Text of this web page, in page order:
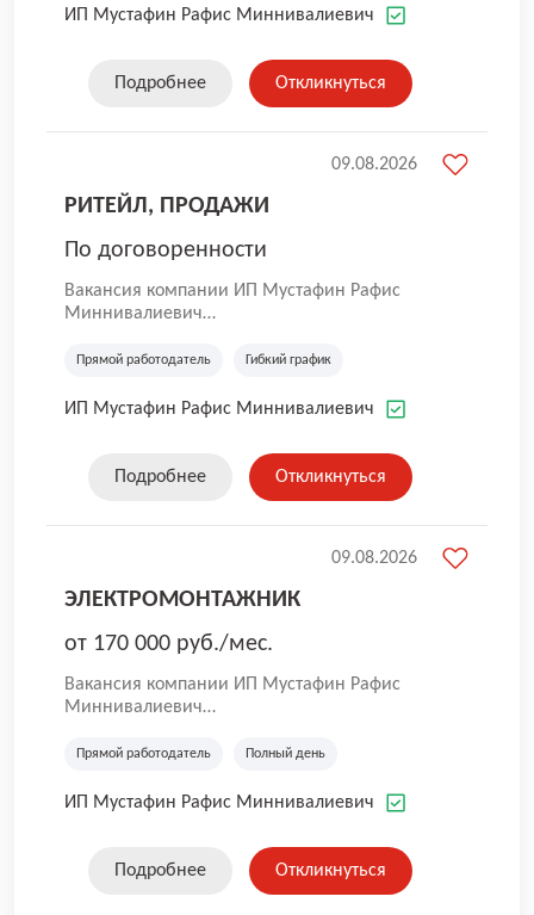
собственным недвижимым имуществом.
ИП Мустафин Рафис Миннивалиевич
Подробнее Откликнуться
РИТЕЙЛ, ПРОДАЖИ
По договоренности
Вакансия компании ИП Мустафин Рафис
Миннивалиевич
развивающаяся и совершенствующаяся
собственным недвижимым имуществом.
Прямой работодатель Гибкий график
ИП Мустафин Рафис Миннивалиевич
09.08.2026
Подробнее Откликнуться
ЭЛЕКТРОМОНТАЖНИК
от 170 000 руб./мес.
Вакансия компании ИП Мустафин Рафис
Миннивалиевич
развивающаяся и совершенствующаяся
собственным недвижимым имуществом.
Прямой работодатель Полный день
ИП Мустафин Рафис Миннивалиевич
09.08.2026
Подробнее Откликнуться